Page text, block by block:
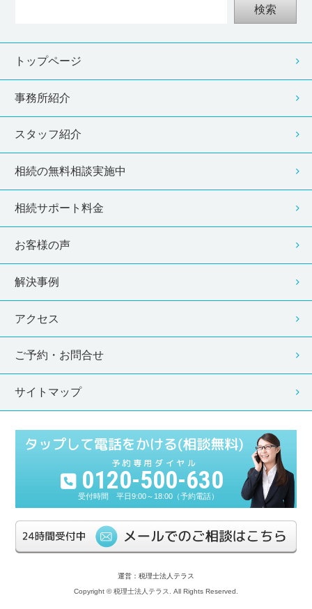
検索
トップページ
事務所紹介
スタッフ紹介
相続の無料相談実施中
相続サポート料金
お客様の声
解決事例
アクセス
ご予約・お問合せ
サイトマップ
0120-500-630
平日9:00～18:00（予約電話）
運営：税理士法人テラス
Copyright © 税理士法人テラス. All Rights Reserved.